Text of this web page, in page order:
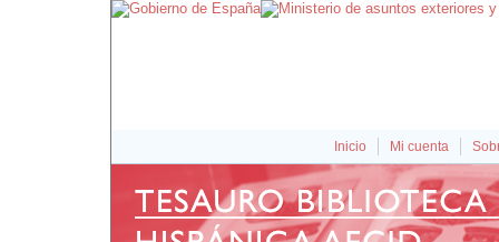
Inicio Mi cuenta